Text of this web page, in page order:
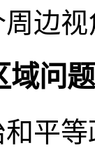
边视
域问题
和平